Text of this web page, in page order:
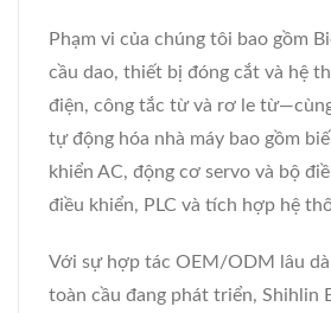
Phạm vi của chúng tôi bao gồm
cầu dao, thiết bị đóng cắt và hệ
điện, công tắc từ và rơ le
tự động hóa nhà máy bao gồm
khiển AC, động cơ servo và bộ
điều khiển, PLC và tích hợp hệ
Với sự hợp tác OEM/ODM lâu
toàn cầu đang phát triển, Shihlin